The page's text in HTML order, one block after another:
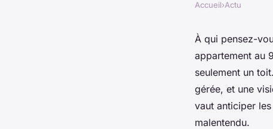
Découvrez les clés
appartement au 94
Clémenceau, Le
Accueil›Actu
À qui pensez-
appartement au
seulement un
gérée, et une
vaut anticiper
malentendu.